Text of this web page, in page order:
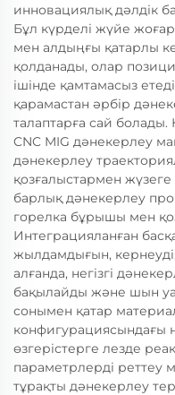
инновациялық дәлдік
Бұл күрделі жүйе
мен алдыңғы қатарлы
қолданады, олар
ішінде қамтамасыз
қарамастан әрбір
талаптарға сай болады.
CNC MIG дәнекерлеу
дәнекерлеу
қозғалыстармен жүзеге
барлық дәнекерлеу
горелка бұрышы мен
Интеграцияланған
жылдамдығын,
алғанда, негізгі
бақылайды және шын
сонымен қатар
конфигурациясындағы
өзгерістерге лезде
параметрлерді реттеу
тұрақты дәнекерлеу